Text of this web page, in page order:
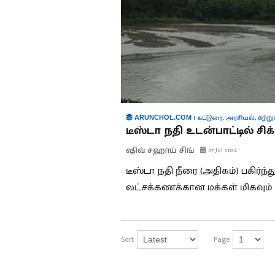
ARUNCHOL.COM | கட்டுரை,அரசியல்,
டீஸ்டா நதி உடன்பாட்டில்
ஷிவ் சஹாய் சிங் 07 Jul 2024
டீஸ்டா நதி நீரை (அதிகம்)
லட்சக்கணக்கான மக்கள் மிகவும்
Sort Page